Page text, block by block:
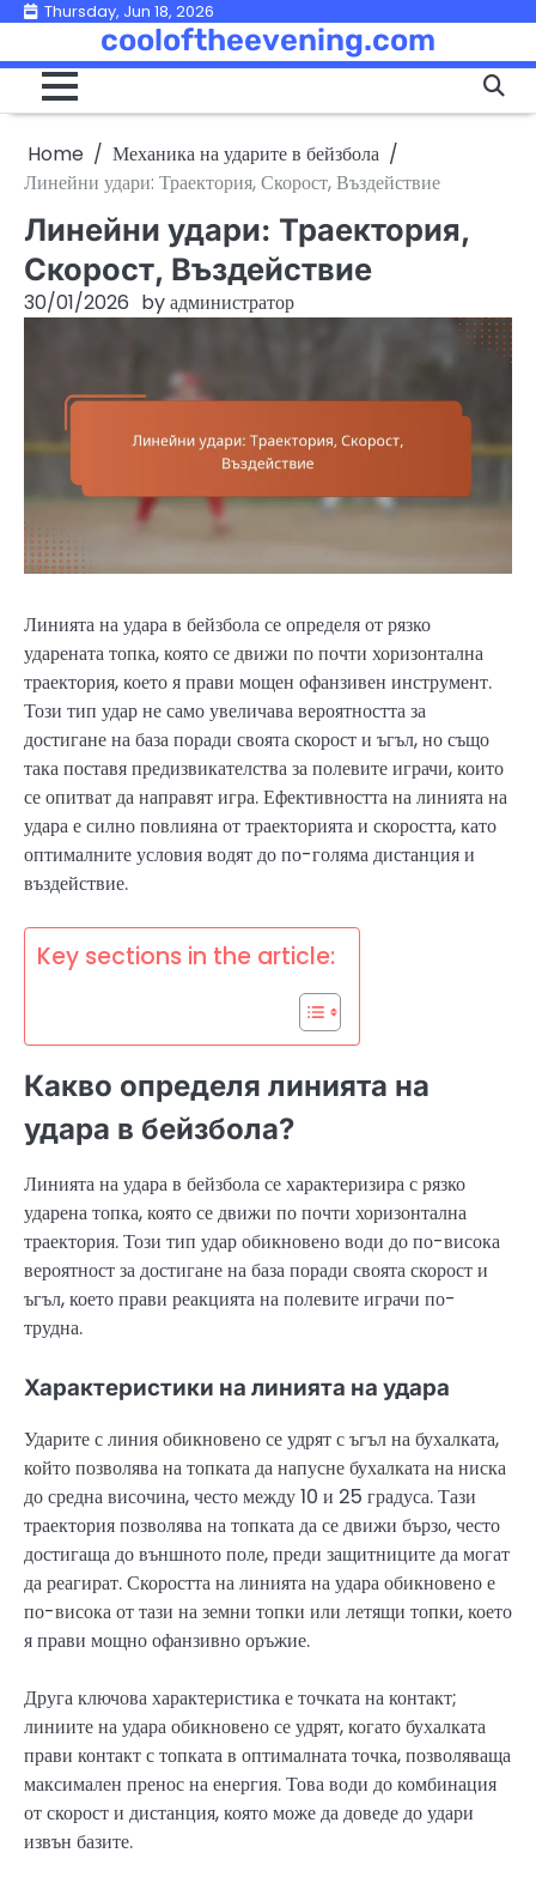
Skip
content
Thursday, Jun 18, 2026
cooloftheevening.com
Home
Механика на ударите в бейзбола
Линейни удари: Траектория, Скорост, Въздействие
Линейни удари: Траектория,
Скорост, Въздействие
30/01/2026 byадминистратор
Линията на удара в бейзбола се определя от рязко
ударената топка, която се движи по почти хоризонтална
траектория, което я прави мощен офанзивен инструмент.
Този тип удар не само увеличава вероятността за
достигане на база поради своята скорост и ъгъл, но също
така поставя предизвикателства за полевите играчи, които
се опитват да направят игра. Ефективността на линията на
удара е силно повлияна от траекторията и скоростта, като
оптималните условия водят до по-голяма дистанция и
въздействие.
Key sections in the article:
Какво определя линията на
удара в бейзбола?
Линията на удара в бейзбола се характеризира с рязко
ударена топка, която се движи по почти хоризонтална
траектория. Този тип удар обикновено води до по-висока
вероятност за достигане на база поради своята скорост и
ъгъл, което прави реакцията на полевите играчи по-
трудна.
Характеристики на линията на удара
Ударите с линия обикновено се удрят с ъгъл на бухалката,
който позволява на топката да напусне бухалката на ниска
до средна височина, често между 10 и 25 градуса. Тази
траектория позволява на топката да се движи бързо, често
достигаща до външното поле, преди защитниците да могат
да реагират. Скоростта на линията на удара обикновено е
по-висока от тази на земни топки или летящи топки, което
я прави мощно офанзивно оръжие.
Друга ключова характеристика е точката на контакт;
линиите на удара обикновено се удрят, когато бухалката
прави контакт с топката в оптималната точка, позволяваща
максимален пренос на енергия. Това води до комбинация
от скорост и дистанция, която може да доведе до удари
извън базите.